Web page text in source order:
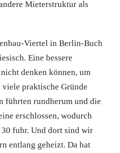
Mieterstruktur als
Viertel in Berlin-Buch
Eine bessere
denken können, um
viele praktische Gründe
führten rundherum und die
erschlossen, wodurch
30 fuhr. Und dort sind wir
entlang geheizt. Da hat